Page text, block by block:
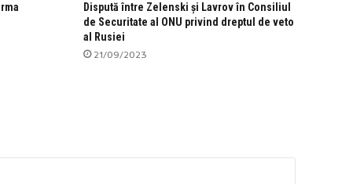
Dispută între Zelenski și Lavrov în Consiliul
de Securitate al ONU privind dreptul de veto
al Rusiei
21/09/2023